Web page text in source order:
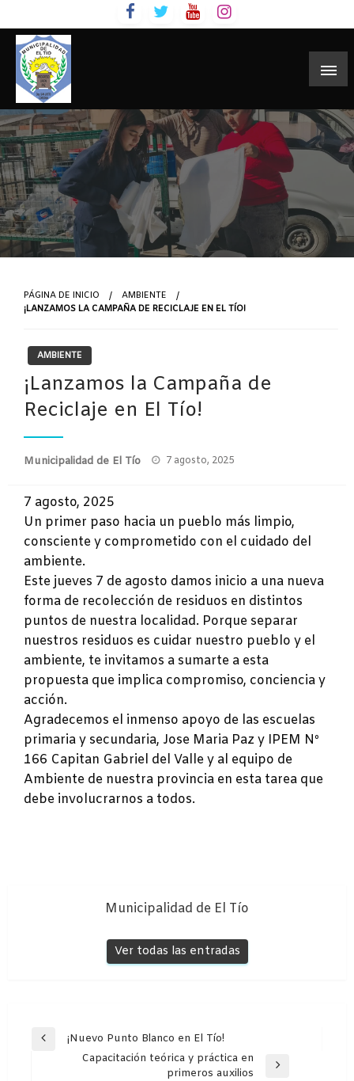
to
content
PÁGINA DE INICIO
AMBIENTE
¡LANZAMOS LA CAMPAÑA DE RECICLAJE EN EL TÍO!
AMBIENTE
¡Lanzamos la Campaña de
Reciclaje en El Tío!
Municipalidad de El Tío
Publicado
7 agosto, 2025
7 agosto, 2025
Un primer paso hacia un pueblo más limpio,
consciente y comprometido con el cuidado del
ambiente.
Este jueves 7 de agosto damos inicio a una nueva
forma de recolección de residuos en distintos
puntos de nuestra localidad. Porque separar
nuestros residuos es cuidar nuestro pueblo y el
ambiente, te invitamos a sumarte a esta
propuesta que implica compromiso, conciencia y
acción.
Agradecemos el inmenso apoyo de las escuelas
primaria y secundaria, Jose Maria Paz y IPEM Nº
166 Capitan Gabriel del Valle y al equipo de
Ambiente de nuestra provincia en esta tarea que
debe involucrarnos a todos.
Municipalidad de El Tío
Ver todas las entradas
Navegación
Entrada¡Nuevo Punto Blanco en El Tío!
Capacitación teórica y práctica en
primeros auxilios